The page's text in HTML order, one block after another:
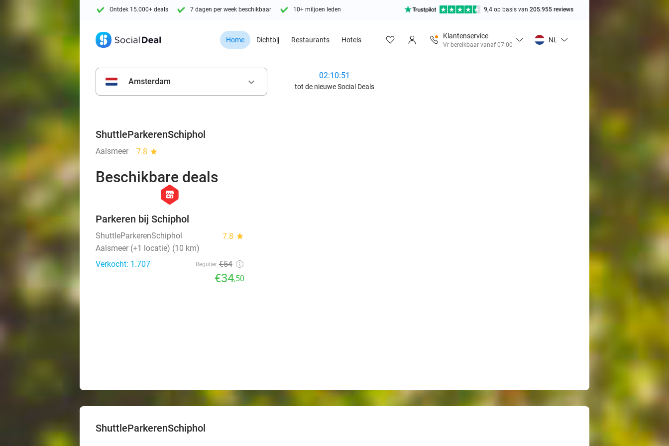
Ontdek 15.000+ deals 7 dagen per week beschikbaar 10+ miljoen leden 9,4 op basis van 205.955 reviews
Home Dichtbij Restaurants Hotels
Klantenservice
Vr bereikbaar vanaf 07:00
NL
Amsterdam keyboard_arrow_down
02:10:49
tot de nieuwe Social Deals
ShuttleParkerenSchiphol
Aalsmeer 7.8 star
Beschikbare deals
hexagon
store
Parkeren bij Schiphol
ShuttleParkerenSchiphol 7.8 star
Aalsmeer (+1 locatie) (10 km)
Verkocht: 1.707
Regulier €54
€34,50
ShuttleParkerenSchiphol